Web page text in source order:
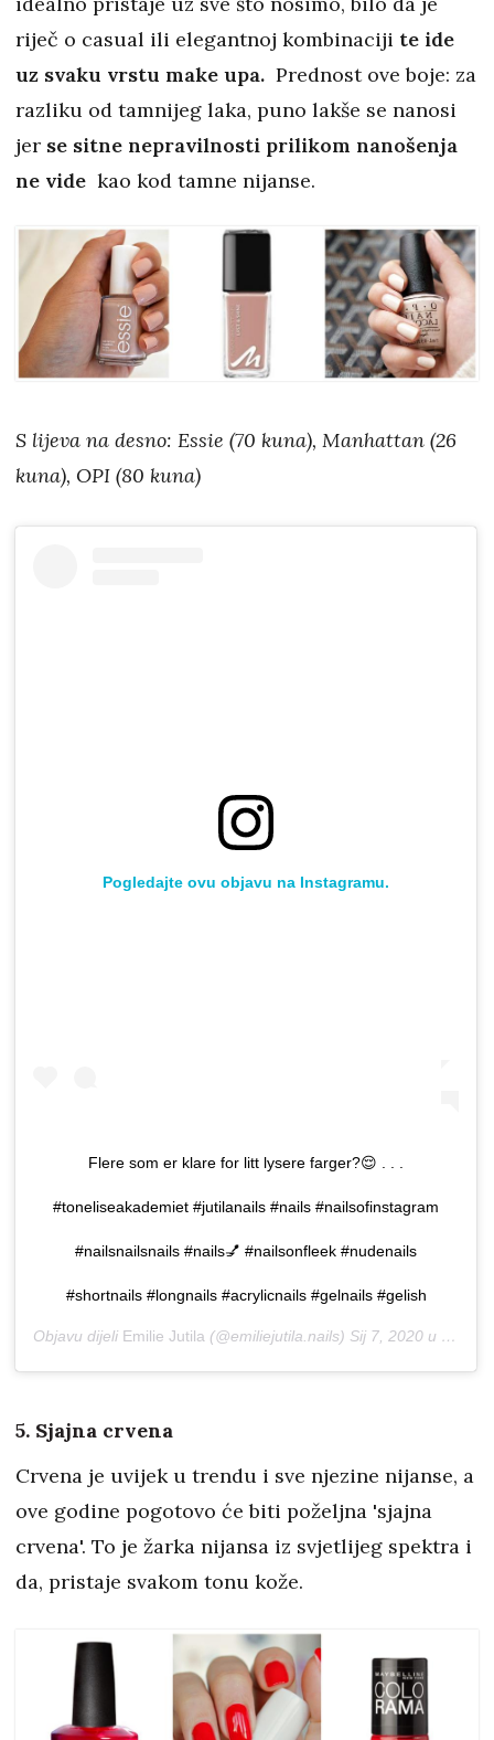
riječ o casual ili elegantnoj kombinaciji te ide
uz svaku vrstu make upa. Prednost ove boje: za
razliku od tamnijeg laka, puno lakše se nanosi
jer se sitne nepravilnosti prilikom nanošenja
ne vide kao kod tamne nijanse.
S lijeva na desno: Essie (70 kuna), Manhattan (26
kuna), OPI (80 kuna)
Pogledajte ovu objavu na Instagramu.
Flere som er klare for litt lysere farger?😌 . . .
#toneliseakademiet #jutilanails #nails #nailsofinstagram
#nailsnailsnails #nails💅 #nailsonfleek #nudenails
#shortnails #longnails #acrylicnails #gelnails #gelish
Objavu dijeli Emilie Jutila (@emiliejutila.nails) Sij 7, 2020 u 2:45 PST
5. Sjajna crvena
Crvena je uvijek u trendu i sve njezine nijanse, a
ove godine pogotovo će biti poželjna 'sjajna
crvena'. To je žarka nijansa iz svjetlijeg spektra i
da, pristaje svakom tonu kože.